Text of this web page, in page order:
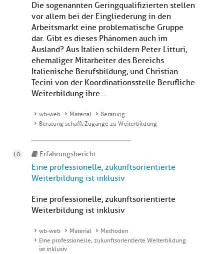
Die sogenannten Geringqualifizierten stellen
vor allem bei der Eingliederung in den
Arbeitsmarkt eine problematische Gruppe
dar. Gibt es dieses Phänomen auch im
Ausland? Aus Italien schildern Peter Litturi,
ehemaliger Mitarbeiter des Bereichs
Italienische Berufsbildung, und Christian
Tecini von der Koordinationsstelle Berufliche
Weiterbildung ihre...
wb-web Material
Beratung
Beratung schafft Zugänge zu Weiterbildung
Erfahrungsbericht
Eine professionelle, zukunftsorientierte
Weiterbildung ist inklusiv
Eine professionelle, zukunftsorientierte
Weiterbildung ist inklusiv
wb-web Material
Methoden
Eine professionelle, zukunftsorientierte Weiterbildung
ist inklusiv